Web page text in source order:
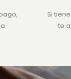
Si
te